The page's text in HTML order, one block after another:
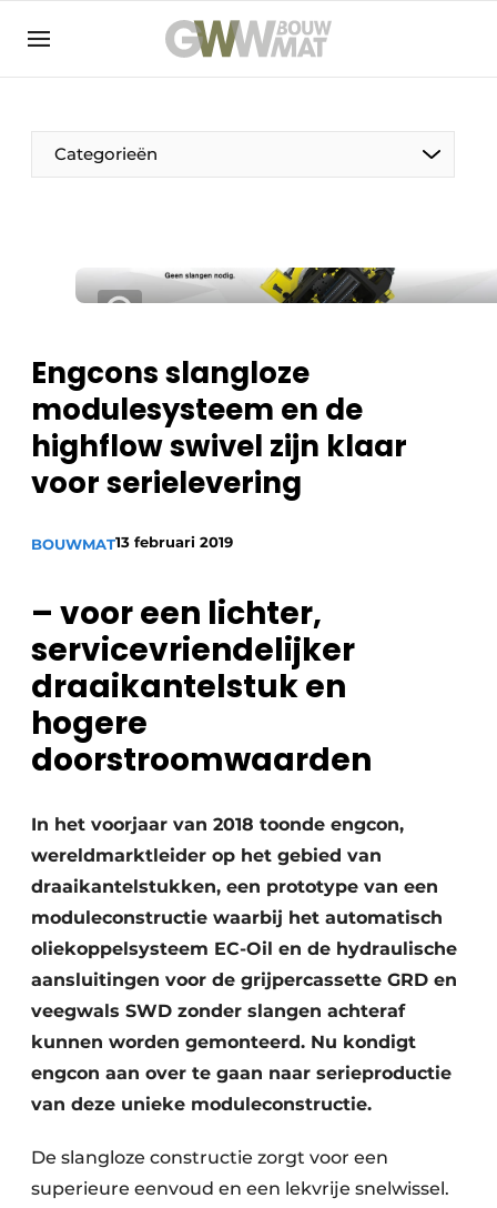
NL EN
Categorieën
Fundering
Sloop & Recycling
Bouwtransport
Machines & Materieel
Engcons slangloze
modulesysteem en de
highflow swivel zijn klaar
voor serielevering
BOUWMAT13 februari 2019
– voor een lichter,
servicevriendelijker
draaikantelstuk en
hogere
doorstroomwaarden
In het voorjaar van 2018 toonde engcon,
wereldmarktleider op het gebied van
draaikantelstukken, een prototype van een
moduleconstructie waarbij het automatisch
oliekoppelsysteem EC-Oil en de hydraulische
aansluitingen voor de grijpercassette GRD en
veegwals SWD zonder slangen achteraf
kunnen worden gemonteerd. Nu kondigt
engcon aan over te gaan naar serieproductie
van deze unieke moduleconstructie.
De slangloze constructie zorgt voor een
superieure eenvoud en een lekvrije snelwissel.